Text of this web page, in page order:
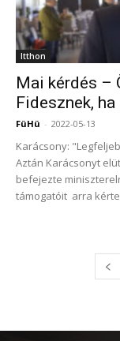
Itthon
Mai kérdés –
Fidesznek, ha
FüHü - 2022-05-13
Karácsony:
Aztán Karácsonyt
befejezte
támogatóit arra